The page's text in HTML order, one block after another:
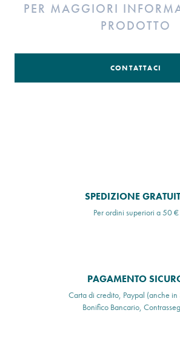
PER MAGGIORI
PRODOTTO
CONTATTACI
SPEDIZIONE
Per ordini superiori a 50 €
PAGAMENTO
Carta di credito, Paypal (anche in
Bonifico Bancario,